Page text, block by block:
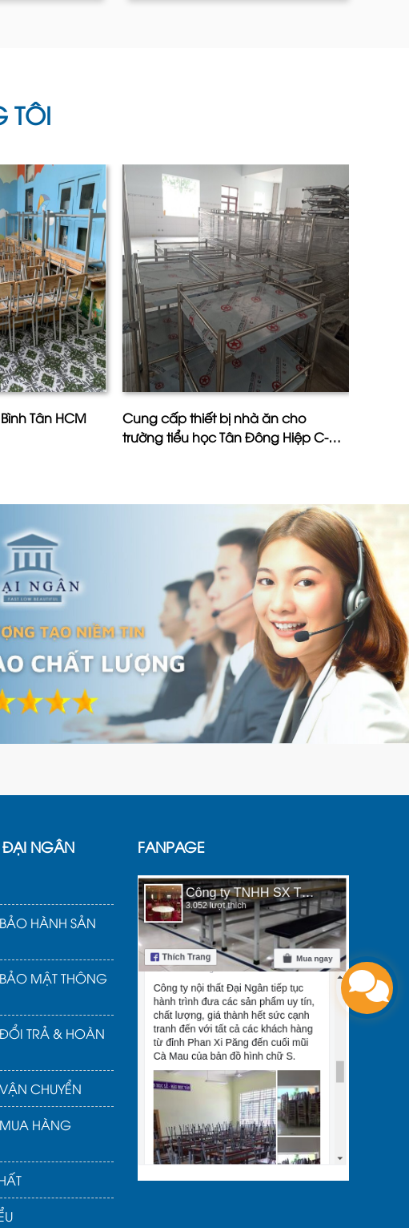
TÔI
Tân HCM
Cung cấp thiết bị nhà ăn cho
trường tiểu học Tân Đông Hiệp C-
ĐẠI NGÂN
HÀNH SẢN
MẬT THÔNG
TRẢ & HOÀN
CHUYỂN
HÀNG
FANPAGE